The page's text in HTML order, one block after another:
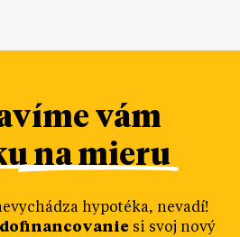
vám
na mieru
hypotéka, nevadí!
si svoj nový